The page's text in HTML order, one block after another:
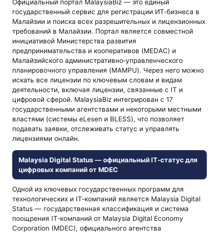
Официальный портал MalaysiaBiz — это единый
государственный сервис для регистрации ИТ-бизнеса в
Малайзии и поиска всех разрешительных и лицензионных
требований в Малайзии. Портал является совместной
инициативой Министерства развития
предпринимательства и кооперативов (MEDAC) и
Малайзийского административно‑управленческого
планировочного управления (MAMPU). Через него можно
искать все лицензии по ключевым словам и видам
деятельности, включая лицензии, связанные с IT и
цифровой сферой. MalaysiaBiz интегрирован с 17
государственными агентствами и некоторыми местными
властями (системы eLesen и BLESS), что позволяет
подавать заявки, отслеживать статус и управлять
лицензиями онлайн.
Malaysia Digital Status — официальный IT‑статус для
цифровых компаний от MDEC
Одной из ключевых государственных программ для
технологических и IT‑компаний является Malaysia Digital
Status — государственная классификация и система
поощрения IT‑компаний от Malaysia Digital Economy
Corporation (MDEC), официального агентства